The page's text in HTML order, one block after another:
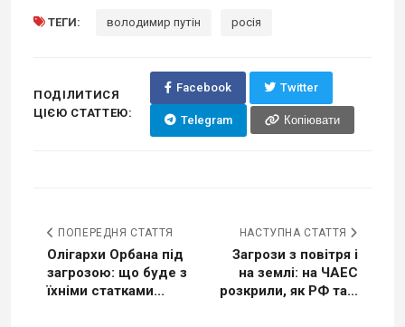
ТЕГИ: володимир путін росія
ПОДІЛИТИСЯ
ЦІЄЮ СТАТТЕЮ:
Facebook Twitter
Telegram Копіювати
ПОПЕРЕДНЯ СТАТТЯ
Олігархи Орбана під
загрозою: що буде з
їхніми статками...
НАСТУПНА СТАТТЯ
Загрози з повітря і
на землі: на ЧАЕС
розкрили, як РФ та...